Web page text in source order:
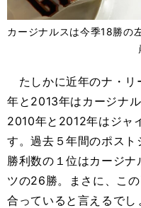
カージナルスは今季18勝の
たしかに近年のナ・リ
年と2013年はカージナ
2010年と2012年はジャ
す。過去５年間のポス
勝利数の１位はカージ
ツの26勝。まさに、こ
合っていると言えるでし